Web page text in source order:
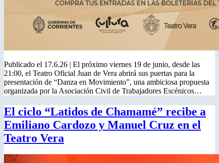
Publicado el 17.6.26 | El próximo viernes 19 de junio, desde las
21:00, el Teatro Oficial Juan de Vera abrirá sus puertas para la
presentación de “Danza en Movimiento”, una ambiciosa propuesta
organizada por la Asociación Civil de Trabajadores Escénicos…
El ciclo “Latidos de Chamamé” recibe a
Emiliano Cardozo y Manuel Cruz en el
Teatro Vera